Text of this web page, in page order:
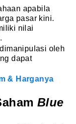
apabila
pasar kini.
nilai
oleh
dapat
& Harganya
Blue